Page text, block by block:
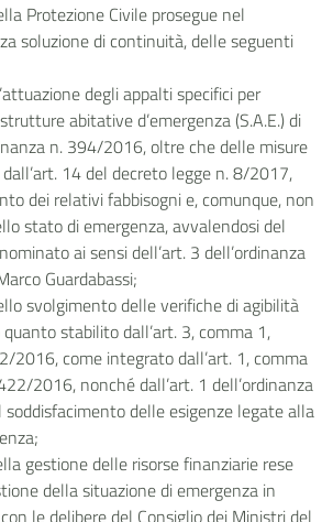
Protezione Civile prosegue nel
soluzione di continuità, delle seguenti
degli appalti specifici per
abitative d’emergenza (S.A.E.) di
n. 394/2016, oltre che delle misure
14 del decreto legge n. 8/2017,
dei relativi fabbisogni e, comunque, non
stato di emergenza, avvalendosi del
ai sensi dell’art. 3 dell’ordinanza
Guardabassi;
svolgimento delle verifiche di agibilità
stabilito dall’art. 3, comma 1,
2016, come integrato dall’art. 1, comma
2016, nonché dall’art. 1 dell’ordinanza
delle esigenze legate alla
gestione delle risorse finanziarie rese
della situazione di emergenza in
le delibere del Consiglio dei Ministri del